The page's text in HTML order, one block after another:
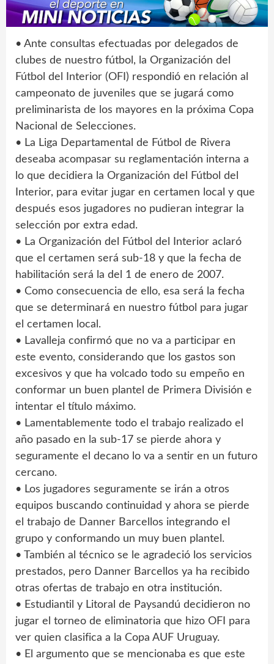
• Ante consultas efectuadas por delegados de
clubes de nuestro fútbol, la Organización del
Fútbol del Interior (OFI) respondió en relación al
campeonato de juveniles que se jugará como
preliminarista de los mayores en la próxima Copa
Nacional de Selecciones.
• La Liga Departamental de Fútbol de Rivera
deseaba acompasar su reglamentación interna a
lo que decidiera la Organización del Fútbol del
Interior, para evitar jugar en certamen local y que
después esos jugadores no pudieran integrar la
selección por extra edad.
• La Organización del Fútbol del Interior aclaró
que el certamen será sub-18 y que la fecha de
habilitación será la del 1 de enero de 2007.
• Como consecuencia de ello, esa será la fecha
que se determinará en nuestro fútbol para jugar
el certamen local.
• Lavalleja confirmó que no va a participar en
este evento, considerando que los gastos son
excesivos y que ha volcado todo su empeño en
conformar un buen plantel de Primera División e
intentar el título máximo.
• Lamentablemente todo el trabajo realizado el
año pasado en la sub-17 se pierde ahora y
seguramente el decano lo va a sentir en un futuro
cercano.
• Los jugadores seguramente se irán a otros
equipos buscando continuidad y ahora se pierde
el trabajo de Danner Barcellos integrando el
grupo y conformando un muy buen plantel.
• También al técnico se le agradeció los servicios
prestados, pero Danner Barcellos ya ha recibido
otras ofertas de trabajo en otra institución.
• Estudiantil y Litoral de Paysandú decidieron no
jugar el torneo de eliminatoria que hizo OFI para
ver quien clasifica a la Copa AUF Uruguay.
• El argumento que se mencionaba es que este